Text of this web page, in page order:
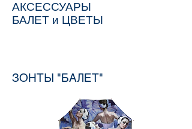
АКСЕССУАРЫ
БАЛЕТ и ЦВЕТЫ
ЗОНТЫ "БАЛЕТ"